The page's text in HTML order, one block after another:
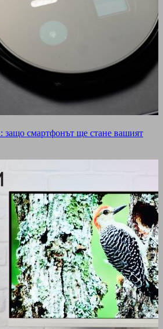
защо смартфонът ще стане вашият